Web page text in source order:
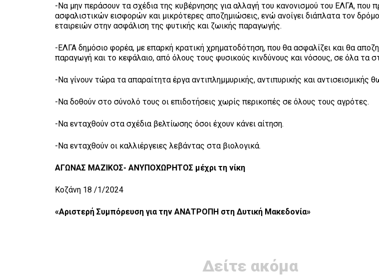
-Να μην περάσουν τα σχέδια της κυβέρνησης για αλλαγή του κανονισμού του ΕΛΓΑ, που
ασφαλιστικών εισφορών και μικρότερες αποζημιώσεις, ενώ ανοίγει διάπλατα τον
εταιρειών στην ασφάλιση της φυτικής και ζωικής παραγωγής.
-ΕΛΓΑ δημόσιο φορέα, με επαρκή κρατική χρηματοδότηση, που θα ασφαλίζει και θα
παραγωγή και το κεφάλαιο, από όλους τους φυσικούς κινδύνους και νόσους, σε όλα τα
-Να γίνουν τώρα τα απαραίτητα έργα αντιπλημμυρικής, αντιπυρικής και αντισεισμικής
-Να δοθούν στο σύνολό τους οι επιδοτήσεις χωρίς περικοπές σε όλους τους αγρότες.
-Να ενταχθούν στα σχέδια βελτίωσης όσοι έχουν κάνει αίτηση.
-Να ενταχθούν οι καλλιέργειες λεβάντας στα βιολογικά.
ΑΓΩΝΑΣ ΜΑΖΙΚΟΣ- ΑΝΥΠΟΧΩΡΗΤΟΣ μέχρι τη νίκη
Κοζάνη 18 /1/2024
«Αριστερή Συμπόρευση για την ΑΝΑΤΡΟΠΗ στη Δυτική Μακεδονία»
Δείτε ακόμα